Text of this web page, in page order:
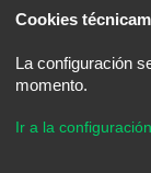
Cookies
La configuración
momento.
Ir a la